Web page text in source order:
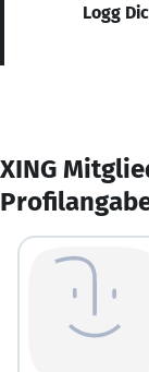
Logg
XING